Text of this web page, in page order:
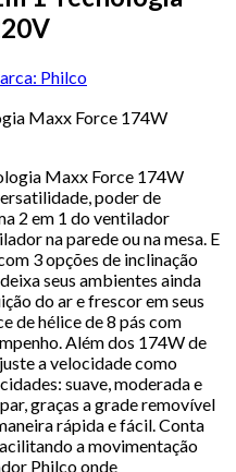
Philco
Maxx Force 174W
Maxx Force 174W
poder de
2 em 1 do ventilador
na parede ou na mesa. E
3 opções de inclinação
seus ambientes ainda
do ar e frescor em seus
de hélice de 8 pás com
Além dos 174W de
a velocidade como
suave, moderada e
graças a grade removível
rápida e fácil. Conta
a movimentação
Philco onde